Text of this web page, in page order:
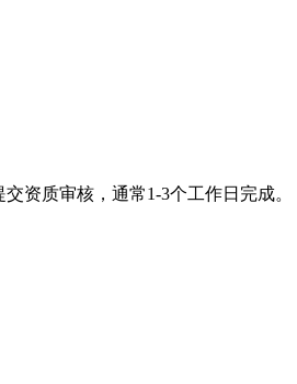
资质审核，通常1-3个工作日完成。